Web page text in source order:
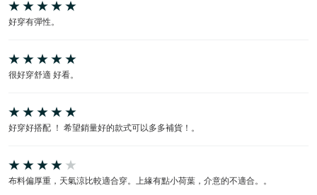
好穿有彈性。
很好穿舒適 好看。
好穿好搭配 ！ 希望銷量好的款式可以多多補貨！。
布料偏厚重，天氣涼比較適合穿。上緣有點小荷葉，介意的不適合。。